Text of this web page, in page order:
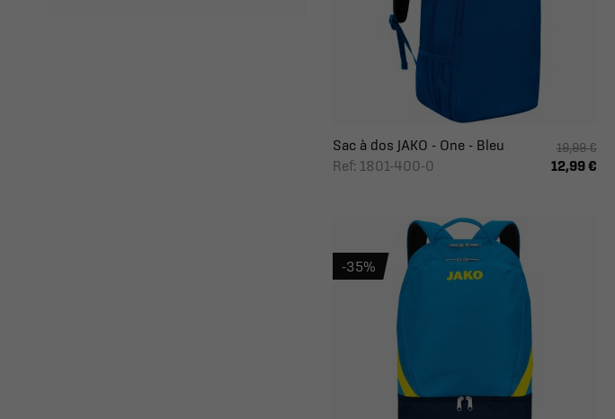
Sac à dos JAKO - One - Bleu
Ref: 1801-400-0
19,99 €
12,99 €
-35%